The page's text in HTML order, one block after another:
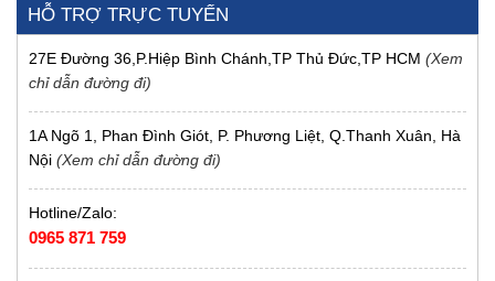
HỖ TRỢ TRỰC TUYẾN
27E Đường 36,P.Hiệp Bình Chánh,TP Thủ Đức,TP HCM (Xem
chỉ dẫn đường đi)
1A Ngõ 1, Phan Đình Giót, P. Phương Liệt, Q.Thanh Xuân, Hà
Nội (Xem chỉ dẫn đường đi)
Hotline/Zalo:
0965 871 759